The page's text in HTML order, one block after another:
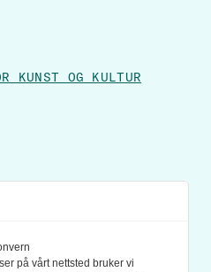
KUNST OG KULTUR
på vårt nettsted bruker vi